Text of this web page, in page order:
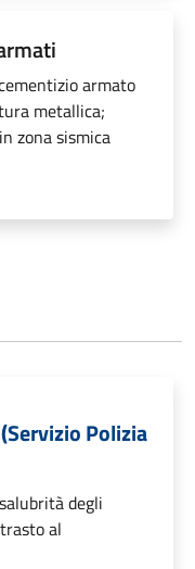
armato
metallica;
zona sismica
Polizia
degli
al